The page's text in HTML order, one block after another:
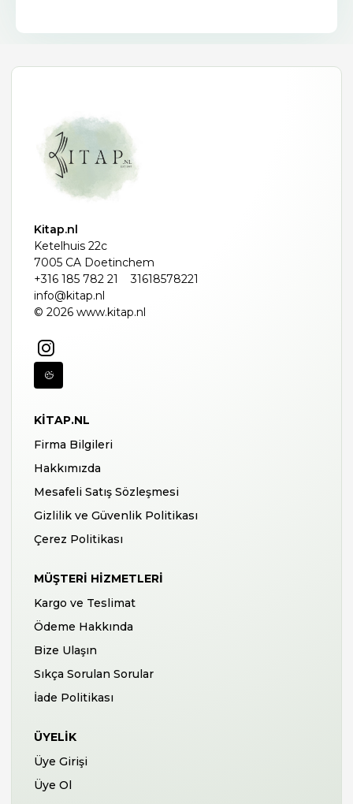
Kitap.nl
Ketelhuis 22c
7005 CA Doetinchem
+316 185 782 21
31618578221
info@kitap.nl
© 2026 www.kitap.nl
KITAP.NL
Firma Bilgileri
Hakkımızda
Mesafeli Satış Sözleşmesi
Gizlilik ve Güvenlik Politikası
Çerez Politikası
MÜŞTERI HIZMETLERI
Kargo ve Teslimat
Ödeme Hakkında
Bize Ulaşın
Sıkça Sorulan Sorular
İade Politikası
ÜYELIK
Üye Girişi
Üye Ol